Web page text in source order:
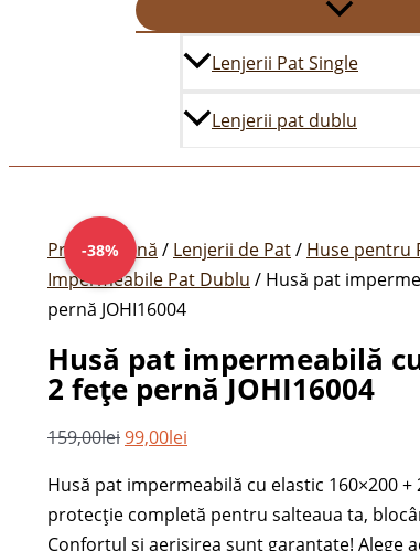
Lenjerii Pat Single
Lenjerii pat dublu
-38%
Prima pagină / Lenjerii de Pat/ Huse pentru
Impermeabile Pat Dublu / Husă pat
pernă JOHI16004
Husă pat impermeabilă
2 fețe pernă JOHI16004
159,00lei
Prețul
inițial
a
fost:
99,00lei
curent
este:
Husă pat impermeabilă cu elastic 160×200 +
protecție completă pentru salteaua ta,
Confortul și aerisirea sunt garantate! Alege